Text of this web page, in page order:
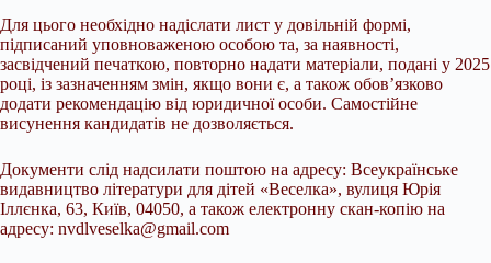
Для цього необхідно надіслати лист у довільній формі,
підписаний уповноваженою особою та, за наявності,
засвідчений печаткою, повторно надати матеріали, подані у 2025
році, із зазначенням змін, якщо вони є, а також обов’язково
додати рекомендацію від юридичної особи. Самостійне
висунення кандидатів не дозволяється.
Документи слід надсилати поштою на адресу: Всеукраїнське
видавництво літератури для дітей «Веселка», вулиця Юрія
Іллєнка, 63, Київ, 04050, а також електронну скан-копію на
адресу: nvdlveselka@gmail.com